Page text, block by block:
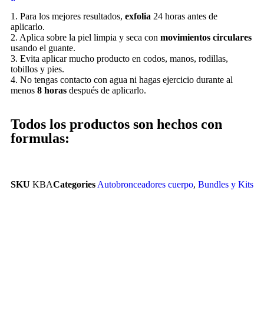
1. Para los mejores resultados, exfolia 24 horas antes de
aplicarlo.
2. Aplica sobre la piel limpia y seca con movimientos circulares
usando el guante.
3. Evita aplicar mucho producto en codos, manos, rodillas,
tobillos y pies.
4. No tengas contacto con agua ni hagas ejercicio durante al
menos 8 horas después de aplicarlo.
Todos los productos son hechos con
formulas:
SKU KBACategoriesAutobronceadores cuerpo, Bundles y Kits